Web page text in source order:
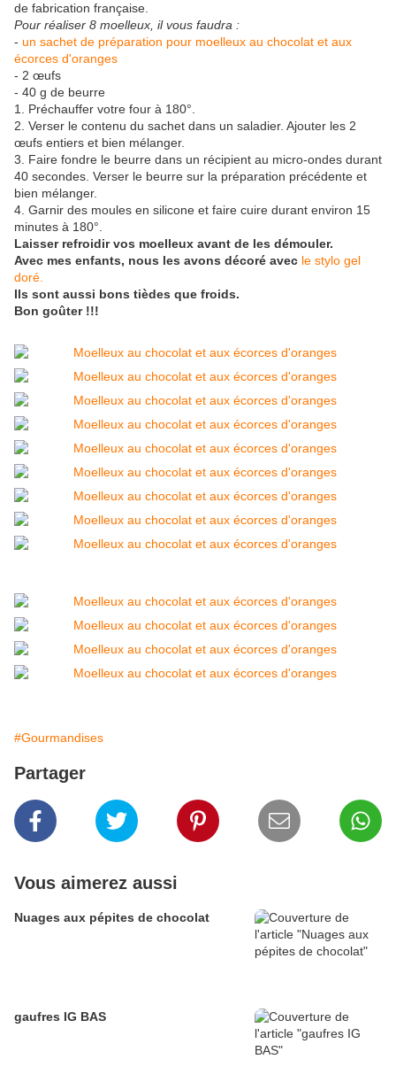
de fabrication française.
Pour réaliser 8 moelleux, il vous faudra :
- un sachet de préparation pour moelleux au chocolat et aux
écorces d'oranges
- 2 œufs
- 40 g de beurre
1. Préchauffer votre four à 180°.
2. Verser le contenu du sachet dans un saladier. Ajouter les 2
œufs entiers et bien mélanger.
3. Faire fondre le beurre dans un récipient au micro-ondes durant
40 secondes. Verser le beurre sur la préparation précédente et
bien mélanger.
4. Garnir des moules en silicone et faire cuire durant environ 15
minutes à 180°.
Laisser refroidir vos moelleux avant de les démouler.
Avec mes enfants, nous les avons décoré avec le stylo gel
doré.
Ils sont aussi bons tièdes que froids.
Bon goûter !!!
#Gourmandises
Partager
Vous aimerez aussi
Nuages aux pépites de chocolat
gaufres IG BAS